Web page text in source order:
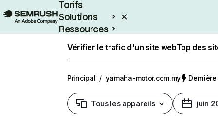
Tarifs
Solutions
Ressources
Vérifier le trafic d'un site webTop des
Principal / yamaha-motor.com.my
Tous les appareils juin